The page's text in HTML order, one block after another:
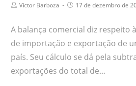
Victor Barboza 17 de dezembro de
A balança comercial diz respeito
de importação e exportação de
país. Seu cálculo se dá pela
exportações do total de…